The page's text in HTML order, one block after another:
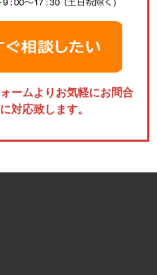
ームよりお気軽にお問合
対応致します。